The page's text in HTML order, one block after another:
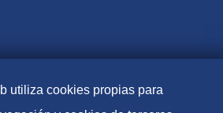
utiliza cookies propias para